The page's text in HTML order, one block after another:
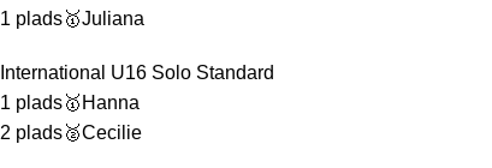
1 plads🥇Juliana
International U16 Solo Standard
1 plads🥇Hanna
2 plads🥈Cecilie